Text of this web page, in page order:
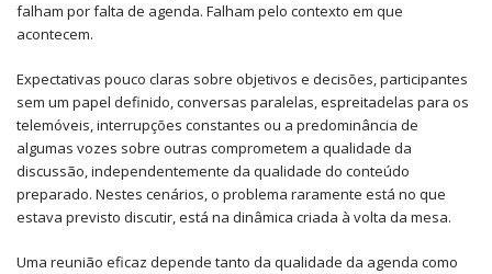
falham por falta de agenda. Falham pelo contexto em que
acontecem.
Expectativas pouco claras sobre objetivos e decisões, participantes
sem um papel definido, conversas paralelas, espreitadelas para os
telemóveis, interrupções constantes ou a predominância de
algumas vozes sobre outras comprometem a qualidade da
discussão, independentemente da qualidade do conteúdo
preparado. Nestes cenários, o problema raramente está no que
estava previsto discutir, está na dinâmica criada à volta da mesa.
Uma reunião eficaz depende tanto da qualidade da agenda como